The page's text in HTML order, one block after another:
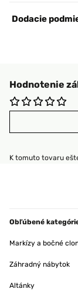
Dodacie
Hodnotenie
K tomuto tovaru
Obľúbené
Markízy a bočné
Záhradný nábytok
Altánky